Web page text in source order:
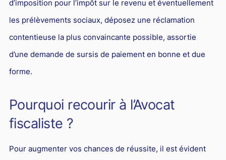
d’imposition pour l’impôt sur le revenu et éventuellement
les prélèvements sociaux, déposez une réclamation
contentieuse la plus convaincante possible, assortie
d’une demande de sursis de paiement en bonne et due
forme.
Pourquoi recourir à l’Avocat
fiscaliste ?
Pour augmenter vos chances de réussite, il est évident